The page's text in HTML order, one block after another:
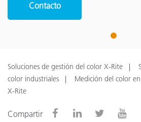
Contacto
1
Soluciones de gestión del color X-Rite
color industriales
Medición del color
X-Rite
Compartir